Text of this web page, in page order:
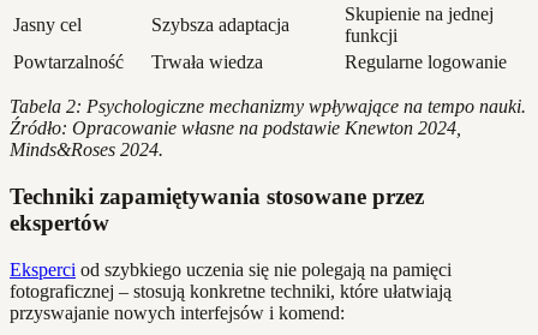
Jasny cel
Szybsza adaptacja
Skupienie na jednej
funkcji
Powtarzalność
Trwała wiedza Regularne logowanie
Tabela 2: Psychologiczne mechanizmy wpływające na tempo nauki.
Źródło: Opracowanie własne na podstawie Knewton 2024,
Minds&Roses 2024.
Techniki zapamiętywania stosowane przez
ekspertów
Eksperci od szybkiego uczenia się nie polegają na pamięci
fotograficznej – stosują konkretne techniki, które ułatwiają
przyswajanie nowych interfejsów i komend: